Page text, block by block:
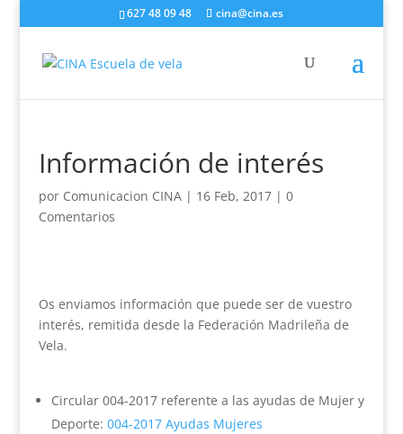
627 48 09 48 cina@cina.es
Información de interés
por Comunicacion CINA| 16 Feb, 2017| 0
Comentarios
Os enviamos información que puede ser de vuestro
interés, remitida desde la Federación Madrileña de
Vela.
Circular 004-2017 referente a las ayudas de Mujer y
Deporte: 004-2017 Ayudas Mujeres